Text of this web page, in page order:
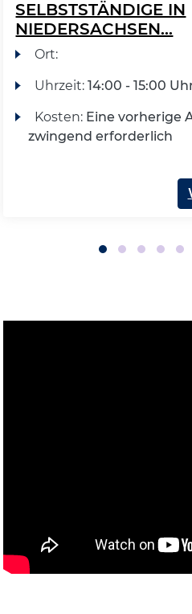
SELBSTSTÄNDIGE IN
NIEDERSACHSEN...
Ort:
Uhrzeit: 14:00 - 15:00
Kosten: Eine vorherige
zwingend erforderlich